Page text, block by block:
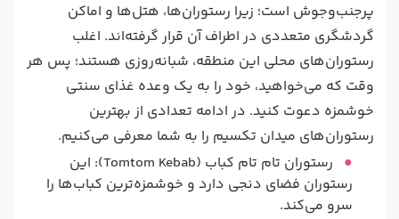
پرجنب‌وجوش است؛ زیرا رستوران‌ها، هتل‌ها و اماکن
گردشگری متعددی در اطراف آن قرار گرفته‌اند. اغلب
رستوران‌های محلی این منطقه، شبانه‌روزی هستند؛ پس هر
وقت که می‌خواهید، خود را به یک وعده غذای سنتی
خوشمزه دعوت کنید. در ادامه تعدادی از بهترین
رستوران‌های میدان تکسیم را به شما معرفی می‌کنیم.
رستوران تام تام کباب (Tomtom Kebab): این
رستوران فضای دنجی دارد و خوشمزه‌ترین کباب‌ها را
سرو می‌کند.